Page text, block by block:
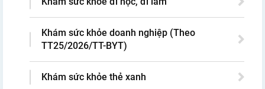
Khám sức khỏe doanh nghiệp (Theo
TT25/2026/TT-BYT)
Khám sức khỏe thẻ xanh